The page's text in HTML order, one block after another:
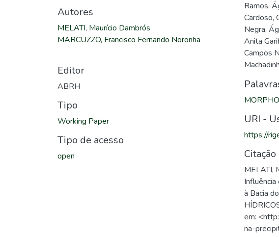
Autores
MELATI, Maurício Dambrós
MARCUZZO, Francisco Fernando Noronha
Editor
ABRH
Tipo
Working Paper
Tipo de acesso
open
Ramos,
Cardoso,
Negra,
Anita
Campos
URI -
https://
Citação
MELATI,
à Bacia
em:
na-